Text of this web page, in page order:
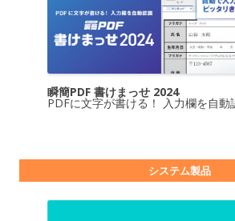
瞬簡PDF 書けまっせ 2024
PDFに文字が書ける！ 入力欄を自動
システム製品